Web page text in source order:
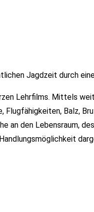
Jagdzeit durch
Lehrfilms. Mittels
Flugfähigkeiten,
den Lebensraum,